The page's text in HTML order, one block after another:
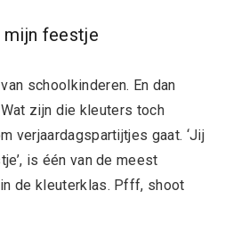
feestje
schoolkinderen. En dan
zijn die kleuters toch
verjaardagspartijtjes gaat. ‘Jij
is één van de meest
de kleuterklas. Pfff, shoot